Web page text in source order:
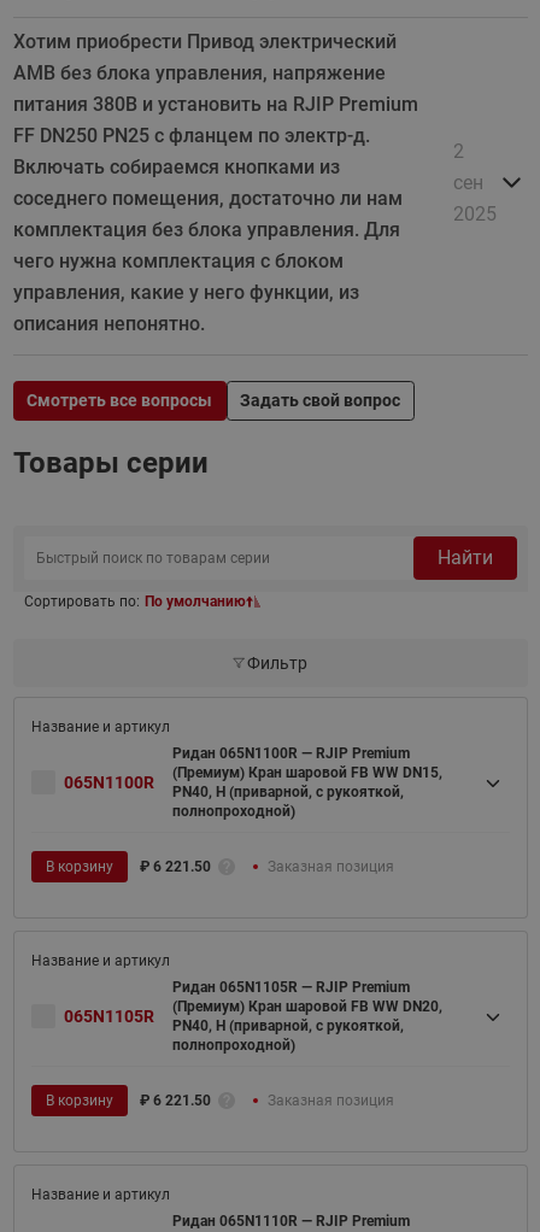
Хотим приобрести Привод электрический
АМВ без блока управления, напряжение
питания 380В и установить на RJIP Premium
FF DN250 PN25 с фланцем по электр-д.
Включать собираемся кнопками из
соседнего помещения, достаточно ли нам
комплектация без блока управления. Для
чего нужна комплектация с блоком
управления, какие у него функции, из
описания непонятно.
2
сен
2025
Смотреть все вопросы Задать свой вопрос
Товары серии
Найти
Сортировать по: По умолчанию
Фильтр
065N1100R
Ридан 065N1100R — RJIP Premium
(Премиум) Кран шаровой FB WW DN15,
PN40, H (приварной, с рукояткой,
полнопроходной)
В корзину ₽ 6 221.50 Заказная позиция
065N1105R
Ридан 065N1105R — RJIP Premium
(Премиум) Кран шаровой FB WW DN20,
PN40, H (приварной, с рукояткой,
полнопроходной)
В корзину ₽ 6 221.50 Заказная позиция
Ридан 065N1110R — RJIP Premium